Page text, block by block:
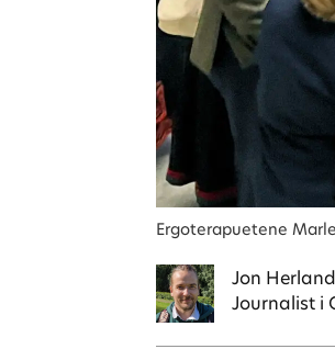
Ergoterapuetene
Jon Herland
Journalist i